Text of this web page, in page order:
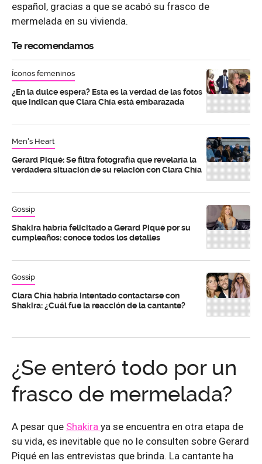
español, gracias a que se acabó su frasco de
mermelada en su vivienda.
Te recomendamos
Íconos femeninos
¿En la dulce espera? Esta es la verdad de las fotos
que indican que Clara Chía está embarazada
Men's Heart
Gerard Piqué: Se filtra fotografía que revelaría la
verdadera situación de su relación con Clara Chía
Gossip
Shakira habría felicitado a Gerard Piqué por su
cumpleaños: conoce todos los detalles
Gossip
Clara Chía habría intentado contactarse con
Shakira: ¿Cuál fue la reacción de la cantante?
¿Se enteró todo por un
frasco de mermelada?
A pesar que Shakira ya se encuentra en otra etapa de
su vida, es inevitable que no le consulten sobre Gerard
Piqué en las entrevistas que brinda. La cantante ha